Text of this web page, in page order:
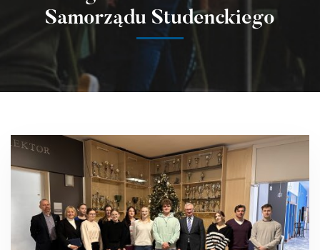
Samorządu Studenckiego